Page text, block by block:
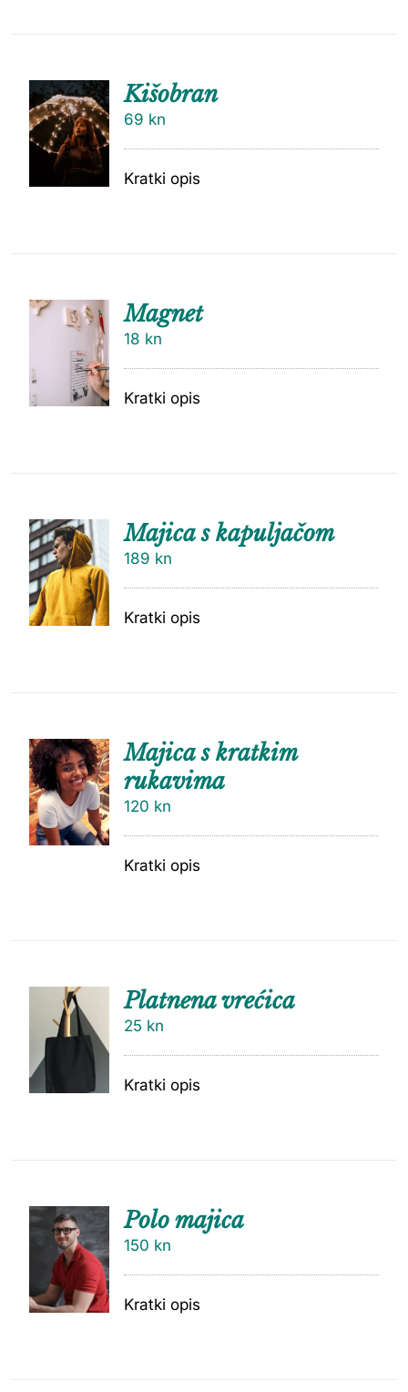
DODAJ
U
KOŠARI
Kišobran
69 kn
Kratki opis
DODAJ
Magnet
18 kn
Kratki opis
U
KOŠARI
Majica s kapuljačom
189 kn
Kratki opis
DODAJ
U
CU
Majica s kratkim
rukavima
120 kn
Kratki opis
DODAJ
Platnena vrećica
25 kn
Kratki opis
DODAJ
U
KOŠARI
Polo majica
150 kn
Kratki opis